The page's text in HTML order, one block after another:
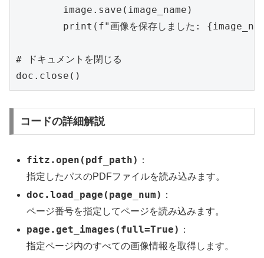
        image.save(image_name)
print(f"画像を保存しました:
# ドキュメントを閉じる
doc.close( )
コードの詳細解説
fitz.open(pdf_path) ：
指定したパスのPDFファイルを読み込みます。
doc.load_page(page_num) ：
ページ番号を指定してページを読み込みます。
page.get_images(full=True) ：
指定ページ内のすべての画像情報を取得します。